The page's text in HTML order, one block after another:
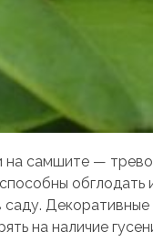
на самшите —
обглодать
на наличие